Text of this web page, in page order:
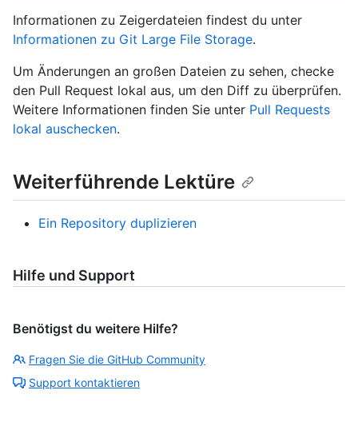
Informationen zu Zeigerdateien findest du unter
Informationen zu Git Large File Storage.
Um Änderungen an großen Dateien zu sehen, checke
den Pull Request lokal aus, um den Diff zu überprüfen.
Weitere Informationen finden Sie unter Pull Requests
lokal auschecken.
Weiterführende Lektüre
Ein Repository duplizieren
Hilfe und Support
Benötigst du weitere Hilfe?
Fragen Sie die GitHub Community
Support kontaktieren